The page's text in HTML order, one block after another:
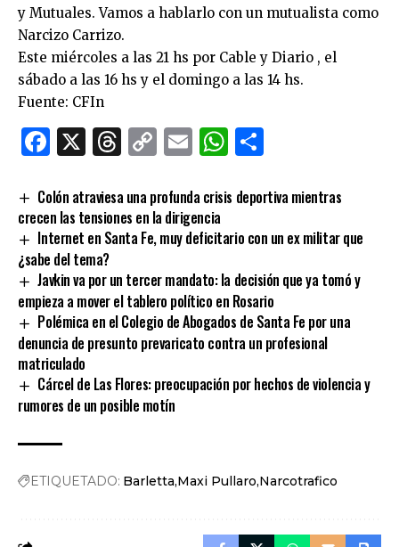
y Mutuales. Vamos a hablarlo con un mutualista como
Narcizo Carrizo.
Este miércoles a las 21 hs por Cable y Diario , el
sábado a las 16 hs y el domingo a las 14 hs.
Fuente: CFIn
Facebook
X Threads
CopyEmailWhatsApp
Colón atraviesa una profunda crisis deportiva mientras
crecen las tensiones en la dirigencia
Internet en Santa Fe, muy deficitario con un ex militar que
¿sabe del tema?
Javkin va por un tercer mandato: la decisión que ya tomó y
empieza a mover el tablero político en Rosario
Polémica en el Colegio de Abogados de Santa Fe por una
denuncia de presunto prevaricato contra un profesional
matriculado
Cárcel de Las Flores: preocupación por hechos de violencia y
rumores de un posible motín
ETIQUETADO: Barletta Maxi Pullaro Narcotrafico